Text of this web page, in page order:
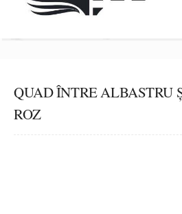
QUAD ÎNTRE ALBASTRU
ROZ